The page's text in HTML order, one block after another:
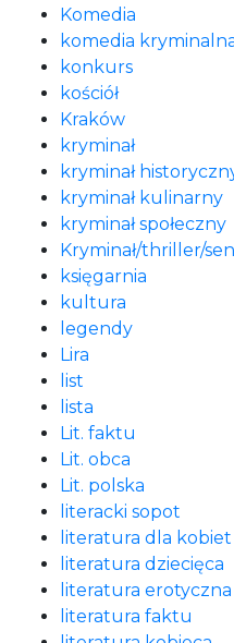
Komedia
komedia
konkurs
kościół
Kraków
kryminał
kryminał
kryminał kulinarny
kryminał społeczny
Kryminał/thriller/
księgarnia
kultura
legendy
Lira
list
lista
Lit. faktu
Lit. obca
Lit. polska
literacki sopot
literatura dla kobiet
literatura dziecięca
literatura erotyczna
literatura faktu